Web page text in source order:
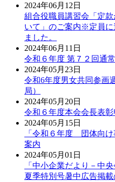
2024年06月12日
組合役職員講習会「定
いて」のご案内※定員に
ました。
2024年06月11日
令和６年度 第７２回通
2024年05月23日
令和6年度男女共同参画
局）
2024年05月20日
令和６年度本会会長表
2024年05月15日
「令和６年度 団体向
案内
2024年05月01日
「中小企業だより－中
夏季特別号暑中広告掲